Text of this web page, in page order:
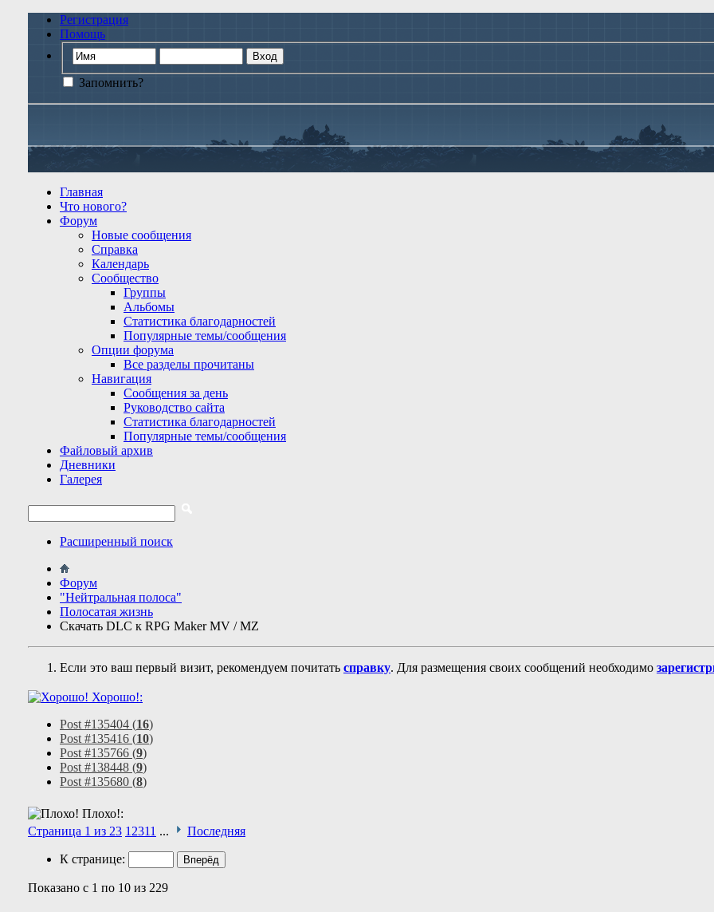
Регистрация
Помощь
Запомнить?
Главная
Что нового?
Форум
Новые сообщения
Справка
Календарь
Сообщество
Группы
Альбомы
Статистика благодарностей
Популярные темы/сообщения
Опции форума
Все разделы прочитаны
Навигация
Сообщения за день
Руководство сайта
Статистика благодарностей
Популярные темы/сообщения
Файловый архив
Дневники
Галерея
Расширенный поиск
Форум
"Нейтральная полоса"
Полосатая жизнь
Скачать DLC к RPG Maker MV / MZ
Если это ваш первый визит, рекомендуем почитать справку. Для размещения своих сообщений необходимо
Хорошо!:
Post #135404 (16)
Post #135416 (10)
Post #135766 (9)
Post #138448 (9)
Post #135680 (8)
Плохо!:
Страница 1 из 23 1 2311 ... Последняя
К странице:
Показано с 1 по 10 из 229